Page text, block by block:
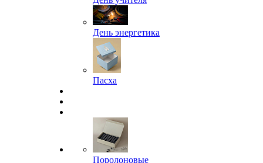
День энергетика
Пасха
Поролоновые